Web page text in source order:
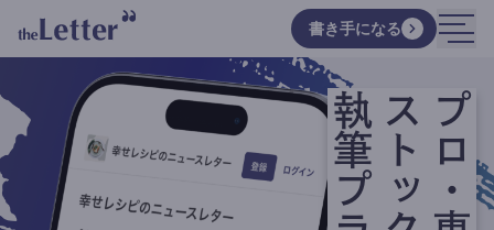
書き手になる
ストック型